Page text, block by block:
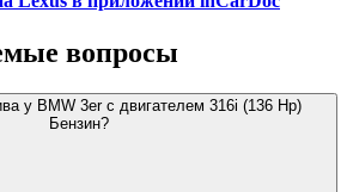
вопросы
у BMW 3er с двигателем 316i (136 Hp)
Бензин?